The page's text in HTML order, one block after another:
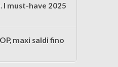
I must-have 2025
maxi saldi fino